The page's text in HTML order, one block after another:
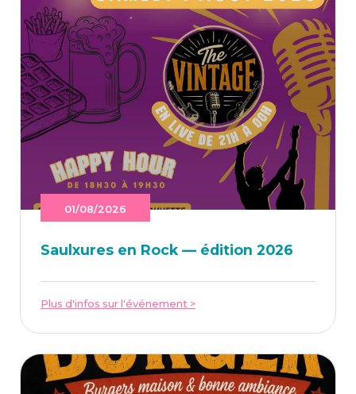
01/08/2026
Saulxures en Rock — édi­tion 2026
Plus d'infos sur l'événement >